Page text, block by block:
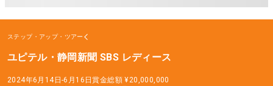
ステップ・アップ・ツアー
ユピテル・静岡新聞 SBS レディース
2024年6月14日-6月16日賞金総額 ¥20,000,000